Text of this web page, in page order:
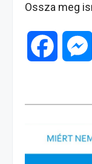
Ossza meg
c
e